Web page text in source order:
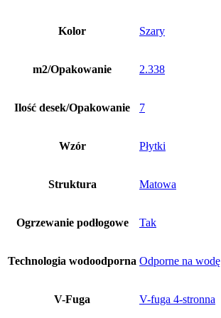
Kolor Szary
m2/Opakowanie 2.338
Ilość desek/Opakowanie 7
Wzór Płytki
Struktura Matowa
Ogrzewanie podłogowe Tak
Technologia wodoodporna Odporne na wodę
V-Fuga V-fuga 4-stronna